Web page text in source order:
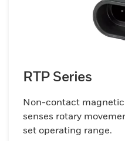
RTP Series
Non-contact
senses rotary
set operating range.